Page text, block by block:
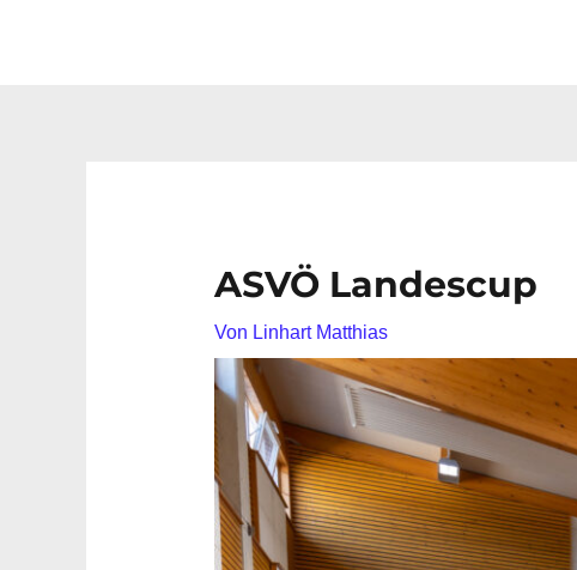
ASVÖ Landescup
Von Linhart Matthias